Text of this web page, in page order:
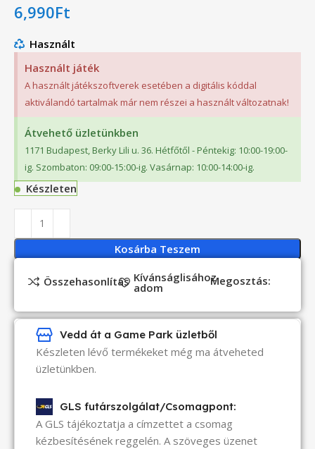
6,990Ft
Használt
Használt játék
A használt játékszoftverek esetében a digitális kóddal
aktiválandó tartalmak már nem részei a használt változatnak!
Átvehető üzletünkben
1171 Budapest, Berky Lili u. 36. Hétfőtől - Péntekig: 10:00-19:00-
ig. Szombaton: 09:00-15:00-ig. Vasárnap: 10:00-14:00-ig.
Készleten
Kosárba Teszem
Összehasonlítás Kívánságlisához
adom Megosztás:
Vedd át a Game Park üzletből
Készleten lévő termékeket még ma átveheted
üzletünkben.
GLS futárszolgálat/Csomagpont:
A GLS tájékoztatja a címzettet a csomag
kézbesítésének reggelén. A szöveges üzenet